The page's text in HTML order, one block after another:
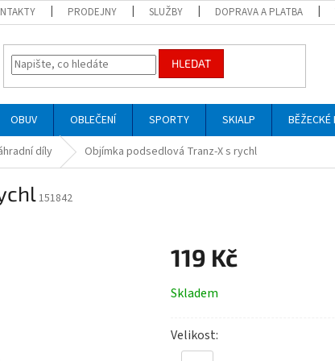
PRODEJNY SLUŽBY DOPRAVA A PLATBA
HLEDAT
OBUV OBLEČENÍ SPORTY SKIALP BĚŽECKÉ
díly Objímka podsedlová Tranz-X s rychl
151842
119 Kč
cena:
Skladem
Velikost